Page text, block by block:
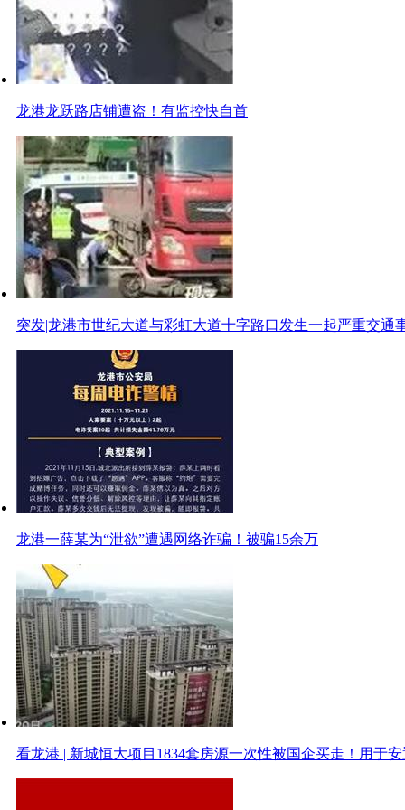
龙港龙跃路店铺遭盗！有监控快自首
突发|龙港市世纪大道与彩虹大道十字路口发生一起严重交通
龙港一薛某为“泄欲”遭遇网络诈骗！被骗15余万
看龙港 | 新城恒大项目1834套房源一次性被国企买走！用于